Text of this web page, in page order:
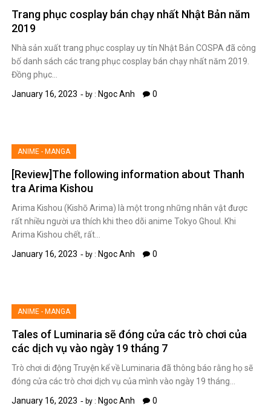
Trang phục cosplay bán chạy nhất Nhật Bản năm
2019
Nhà sản xuất trang phục cosplay uy tín Nhật Bản COSPA đã công
bố danh sách các trang phục cosplay bán chạy nhất năm 2019.
Đồng phục…
January 16, 2023
by : Ngoc Anh 0
ANIME - MANGA
[Review]The following information about Thanh
tra Arima Kishou
Arima Kishou (Kishō Arima) là một trong những nhân vật được
rất nhiều người ưa thích khi theo dõi anime Tokyo Ghoul. Khi
Arima Kishou chết, rất…
January 16, 2023
by : Ngoc Anh 0
ANIME - MANGA
Tales of Luminaria sẽ đóng cửa các trò chơi của
các dịch vụ vào ngày 19 tháng 7
Trò chơi di động Truyện kể về Luminaria đã thông báo rằng họ sẽ
đóng cửa các trò chơi dịch vụ của mình vào ngày 19 tháng…
January 16, 2023
by : Ngoc Anh 0